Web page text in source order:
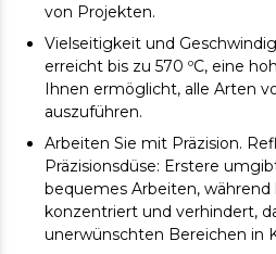
von Projekten.
Vielseitigkeit und
erreicht bis zu 570 ºC, eine
Ihnen ermöglicht, alle Arten
auszuführen.
Arbeiten Sie mit Präzision.
Präzisionsdüse: Erstere
bequemes Arbeiten,
konzentriert und verhindert,
unerwünschten Bereichen in